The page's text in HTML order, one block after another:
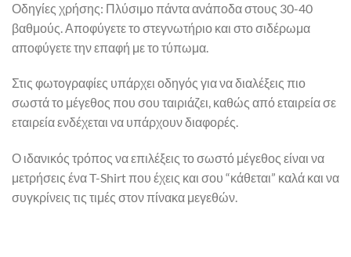
Οδηγίες χρήσης: Πλύσιμο πάντα ανάποδα στους 30-40
βαθμούς. Αποφύγετε το στεγνωτήριο και στο σιδέρωμα
αποφύγετε την επαφή με το τύπωμα.
Στις φωτογραφίες υπάρχει οδηγός για να διαλέξεις πιο
σωστά το μέγεθος που σου ταιριάζει, καθώς από εταιρεία σε
εταιρεία ενδέχεται να υπάρχουν διαφορές.
Ο ιδανικός τρόπος να επιλέξεις το σωστό μέγεθος είναι να
μετρήσεις ένα T-Shirt που έχεις και σου “κάθεται” καλά και να
συγκρίνεις τις τιμές στον πίνακα μεγεθών.